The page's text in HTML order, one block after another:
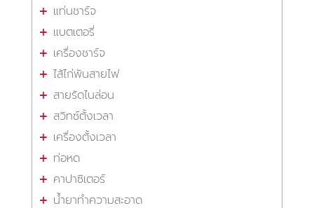
แท่นชาร์จ
แบตเตอรี่
เครื่องชาร์จ
ไส้ไก่พันสายไฟ
สายรัดไนล่อน
สวิทซ์ตั้งเวลา
เครื่องตั้งเวลา
ท่อหด
คาปาซิเตอร์
น้ำยาทำความสะอาด